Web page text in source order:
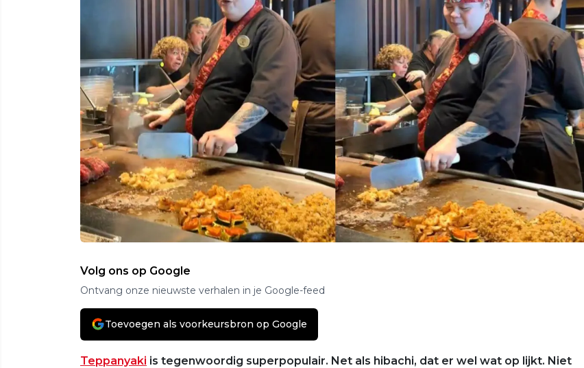
Volg ons op Google
Ontvang onze nieuwste verhalen in je Google-feed
Toevoegen als voorkeursbron op Google
Teppanyaki is tegenwoordig superpopulair. Net als hibachi, dat er wel wat op lijkt. Niet